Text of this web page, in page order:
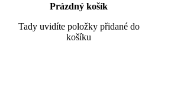
Prázdný košík
Tady uvidíte položky přidané do
košíku